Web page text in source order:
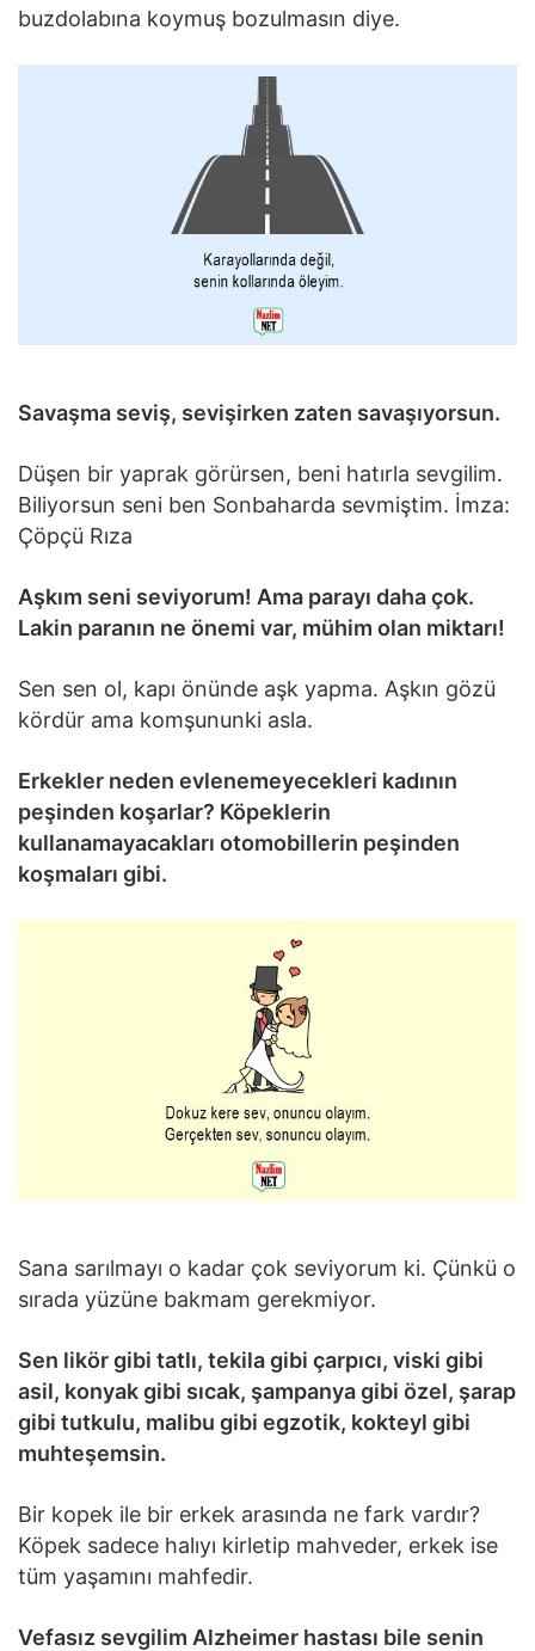
buzdolabına koymuş bozulmasın diye.
Savaşma seviş, sevişirken zaten savaşıyorsun.
Düşen bir yaprak görürsen, beni hatırla sevgilim.
Biliyorsun seni ben Sonbaharda sevmiştim. İmza:
Çöpçü Rıza
Aşkım seni seviyorum! Ama parayı daha çok.
Lakin paranın ne önemi var, mühim olan miktarı!
Sen sen ol, kapı önünde aşk yapma. Aşkın gözü
kördür ama komşununki asla.
Erkekler neden evlenemeyecekleri kadının
peşinden koşarlar? Köpeklerin
kullanamayacakları otomobillerin peşinden
koşmaları gibi.
Sana sarılmayı o kadar çok seviyorum ki. Çünkü o
sırada yüzüne bakmam gerekmiyor.
Sen likör gibi tatlı, tekila gibi çarpıcı, viski gibi
asil, konyak gibi sıcak, şampanya gibi özel, şarap
gibi tutkulu, malibu gibi egzotik, kokteyl gibi
muhteşemsin.
Bir kopek ile bir erkek arasında ne fark vardır?
Köpek sadece halıyı kirletip mahveder, erkek ise
tüm yaşamını mahfedir.
Vefasız sevgilim Alzheimer hastası bile senin